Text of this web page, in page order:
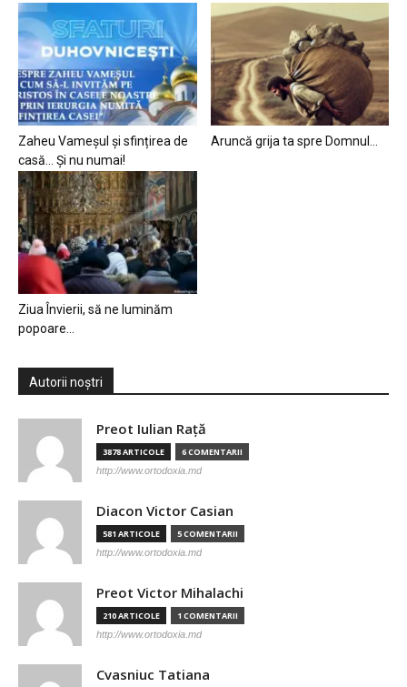
Zaheu Vameșul și sfințirea de
casă… Și nu numai!
Aruncă grija ta spre Domnul…
Ziua Învierii, să ne luminăm
popoare…
Autorii noștri
Preot Iulian Raţă
3878 ARTICOLE 6 COMENTARII
http://www.ortodoxia.md
Diacon Victor Casian
581 ARTICOLE 5 COMENTARII
http://www.ortodoxia.md
Preot Victor Mihalachi
210 ARTICOLE 1 COMENTARII
http://www.ortodoxia.md
Cvasniuc Tatiana